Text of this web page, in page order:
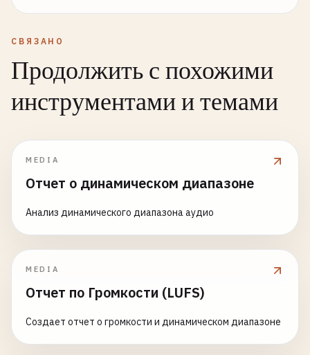
СВЯЗАНО
Продолжить с похожими
инструментами и темами
MEDIA
Отчет о динамическом диапазоне
Анализ динамического диапазона аудио
MEDIA
Отчет по Громкости (LUFS)
Создает отчет о громкости и динамическом диапазоне